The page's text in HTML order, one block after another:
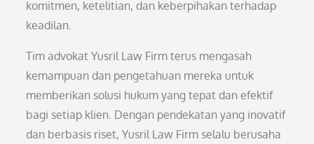
komitmen, ketelitian, dan keberpihakan terhadap
keadilan.
Tim advokat Yusril Law Firm terus mengasah
kemampuan dan pengetahuan mereka untuk
memberikan solusi hukum yang tepat dan efektif
bagi setiap klien. Dengan pendekatan yang inovatif
dan berbasis riset, Yusril Law Firm selalu berusaha